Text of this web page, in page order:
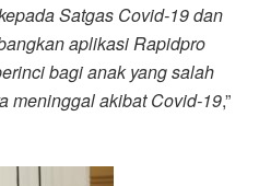
Satgas Covid-19 dan
aplikasi Rapidpro
bagi anak yang salah
meninggal akibat Covid-19,”